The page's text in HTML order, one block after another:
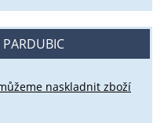
naskladnit zboží